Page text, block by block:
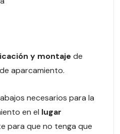
y montaje de
aparcamiento.
necesarios para la
en el lugar
para que no tenga que